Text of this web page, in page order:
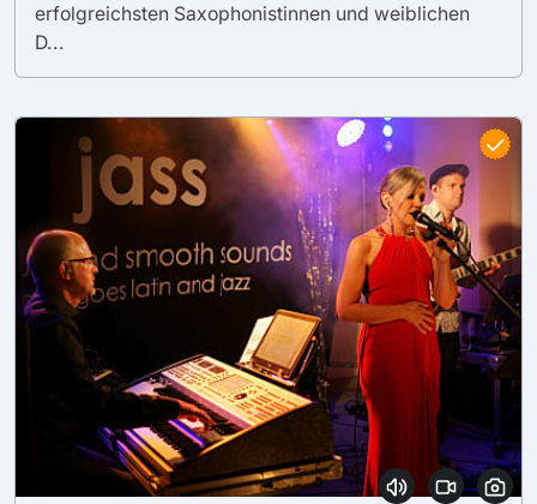
erfolgreichsten Saxophonistinnen und weiblichen
D...